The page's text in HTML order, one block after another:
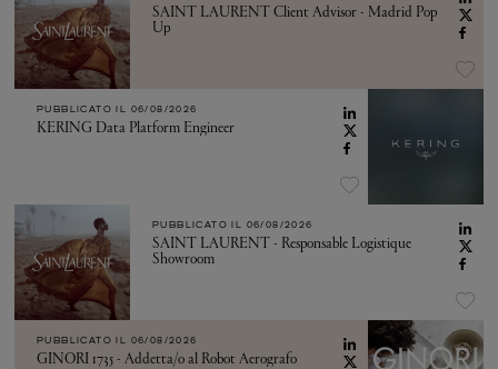
SAINT LAURENT Client Advisor - Madrid Pop
Up
PUBBLICATO IL 06/08/2026
KERING Data Platform Engineer
PUBBLICATO IL 06/08/2026
SAINT LAURENT - Responsable Logistique
Showroom
PUBBLICATO IL 06/08/2026
GINORI 1735 - Addetta/o al Robot Aerografo